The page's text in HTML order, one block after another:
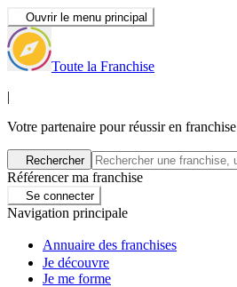
Ouvrir le menu principal
Toute la Franchise
|
Votre partenaire pour réussir en franchise
Rechercher
Référencer ma franchise
Se connecter
Navigation principale
Annuaire des franchises
Je découvre
Je me forme